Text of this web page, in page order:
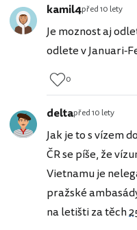
kamil4před 10 lety
Je moznost aj
odlete v Januari-
0
deltapřed 10 lety
Jak je to s vízem
ČR se píše, že
Vietnamu je
pražské
na letišti za těch